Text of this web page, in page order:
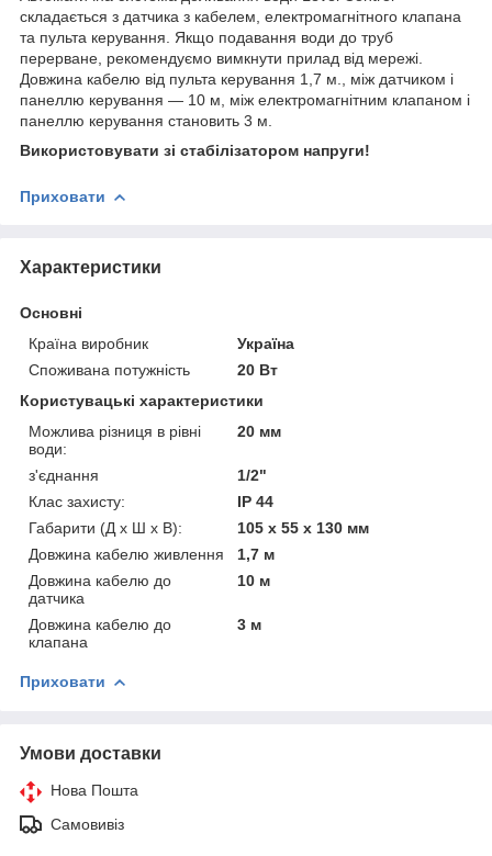
складається з датчика з кабелем, електромагнітного клапана
та пульта керування. Якщо подавання води до труб
перерване, рекомендуємо вимкнути прилад від мережі.
Довжина кабелю від пульта керування 1,7 м., між датчиком і
панеллю керування — 10 м, між електромагнітним клапаном і
панеллю керування становить 3 м.
Використовувати зі стабілізатором напруги!
Приховати
Характеристики
Основні
Країна виробник
Україна
Споживана потужність
20 Вт
Користувацькі характеристики
Можлива різниця в рівні
води:
20 мм
з'єднання
1/2"
Клас захисту:
IP 44
Габарити (Д х Ш х В):
105 x 55 x 130 мм
Довжина кабелю живлення
1,7 м
Довжина кабелю до
датчика
10 м
Довжина кабелю до
клапана
3 м
Приховати
Умови доставки
Нова Пошта
Самовивіз